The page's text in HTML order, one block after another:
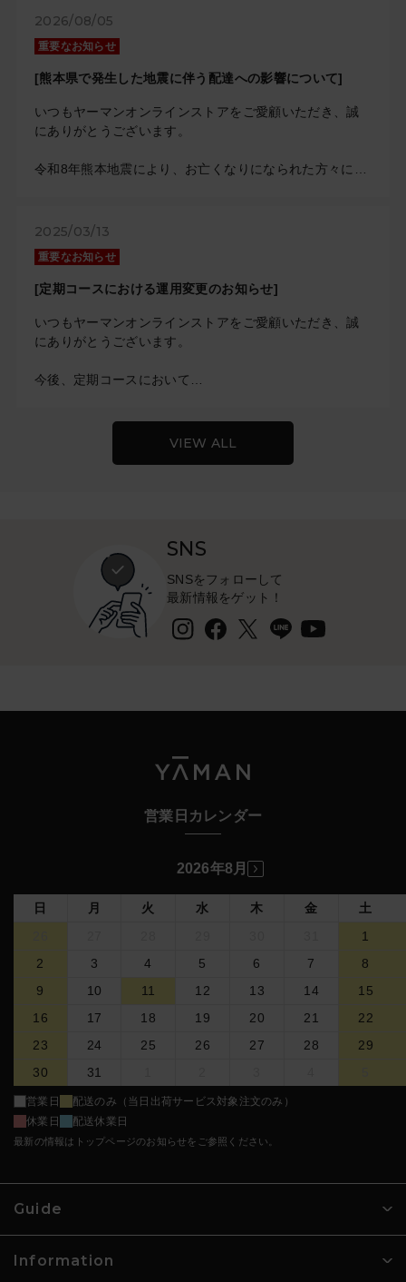
ます。
詳しい内容につきましては、下記佐川急便のホームペー
ジよりご確認下さい。
お客さまには大変ご不便をおかけしますが、ご了承いた
（2026年08月06日）
2026/08/05
重要なお知らせ
[熊本県で発生した地震に伴う配達への影響について]
いつもヤーマンオンラインストアをご愛顧いただき、誠
にありがとうございます。
令和8年熊本地震により、お亡くなりになられた方々に深
熊本県で発生した地震の影響により、現在、一部地域に
この影響により、お荷物のお届けに遅延が生じておりま
す。
詳しい内容につきましては、下記佐川急便のホームペー
ジよりご確認下さい。
2025/03/13
重要なお知らせ
[定期コースにおける運用変更のお知らせ]
いつもヤーマンオンラインストアをご愛顧いただき、誠
にありがとうございます。
今後、定期コースにおいて
お客様に商品を滞りなくお届けするために
応をお願いいたします。
【支払い方法変更方法】
マイページへログイン
ご希望のお支払い方法を選択し、情報更新
は、有効期限切れや上限額のオーバーなどが一般的に多
ットカード会社】へお問合わせをお願いいたします。
今後とも、ヤーマンオンラインストアをご愛顧の程、何
VIEW ALL
SNS
SNSをフォローして
最新情報をゲット！
Guide
Information
営業日カレンダー
2026年8月
日 月 火 水 木 金
土
1
2
3 4 5 6 7
8
9
10 11 12 13 14
15
16
17 18 19 20 21
22
23
24 25 26 27 28
29
30
31
営業日
配送のみ（当日出荷サービス対象注文のみ）
休業日
配送休業日
最新の情報はトップページのお知らせをご参照ください。